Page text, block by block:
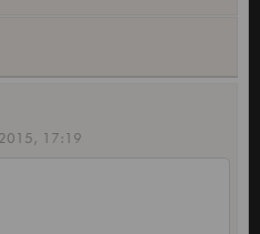
17:19